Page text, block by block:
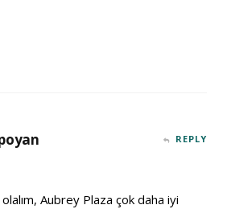
REPLY
Aubrey Plaza çok daha iyi